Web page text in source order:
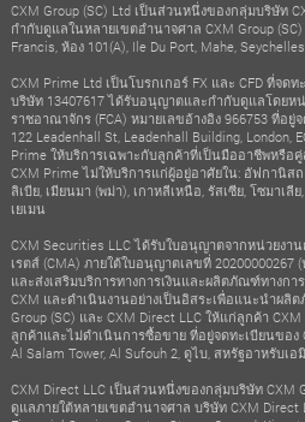
CXM Group (SC) Ltd เป็นส่วนหนึ่งของกลุ่มบริษัท
กำกับดูแลในหลายเขตอำนาจศาล CXM Group
Francis, ห้อง 101(A), Ile Du Port, Mahe,
CXM Prime Ltd เป็นโบรกเกอร์ FX และ CFD ที่จด
บริษัท 13407617 ได้รับอนุญาตและกำกับดูแลโดยห
ราชอาณาจักร (FCA) หมายเลขอ้างอิง 966753 ที่อยู่
122 Leadenhall St, Leadenhall Building, London,
Prime ให้บริการเฉพาะกับลูกค้าที่เป็นมืออาชีพหรื
CXM Prime ไม่ให้บริการแก่ผู้อยู่อาศัยใน: อัฟกานิส
ลิเบีย, เมียนมา (พม่า), เกาหลีเหนือ, รัสเซีย, โซมาเลี
เยเมน
CXM Securities LLC ได้รับใบอนุญาตจากหน่วยง
เรตส์ (CMA) ภายใต้ใบอนุญาตเลขที่
และส่งเสริมบริการทางการเงินและผลิตภัณฑ์ทางก
CXM และดำเนินงานอย่างเป็นอิสระเพื่อแนะนำผลิ
Group (SC) และ CXM Direct LLC ให้แก่ลูกค้า
ลูกค้าและไม่ดำเนินการซื้อขาย ที่อยู่จดทะเบียนของ
Al Salam Tower, Al Sufouh 2, ดูไบ, สหรัฐอาหรับเอ
CXM Direct LLC เป็นส่วนหนึ่งของกลุ่มบริษัท
ดูแลภายใต้หลายเขตอำนาจศาล บริษัท CXM Direct